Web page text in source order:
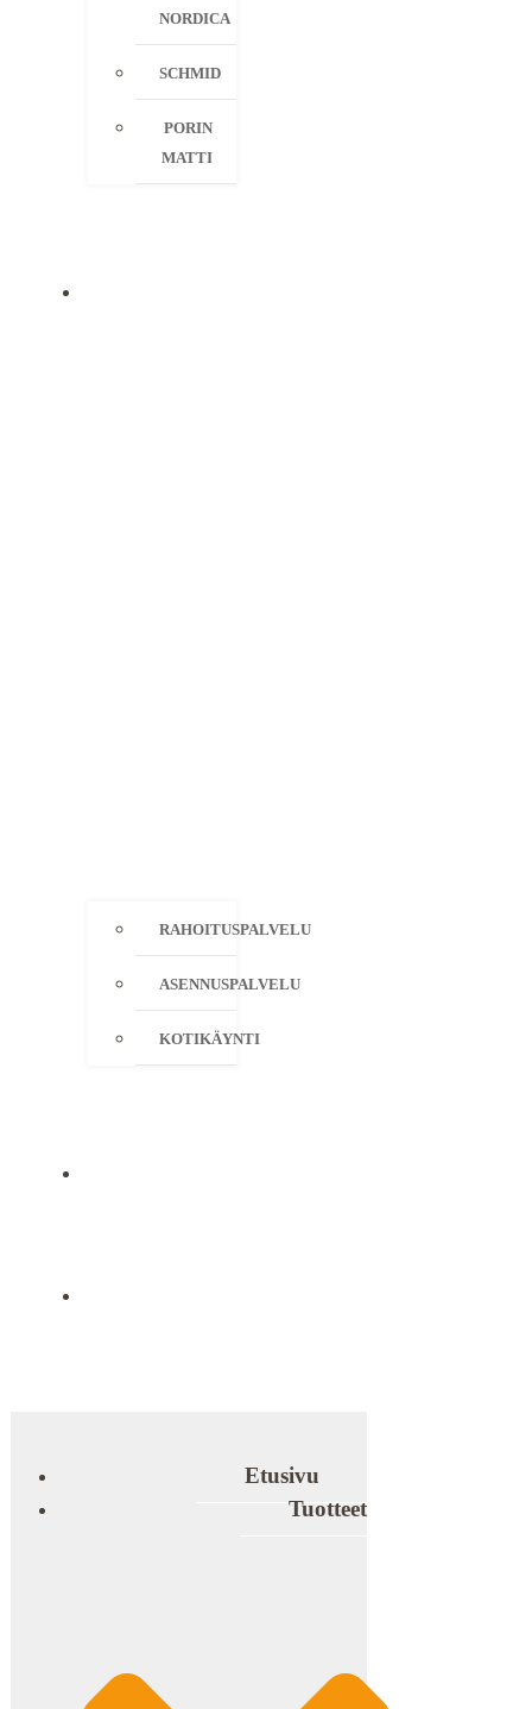
NORDICA
SCHMID
PORIN
MATTI
RAHOITUSPALVELU
ASENNUSPALVELU
KOTIKÄYNTI
Etusivu
Tuotteet